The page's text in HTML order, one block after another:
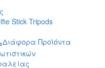
Stick Tripods
Διάφορα Προϊόντα